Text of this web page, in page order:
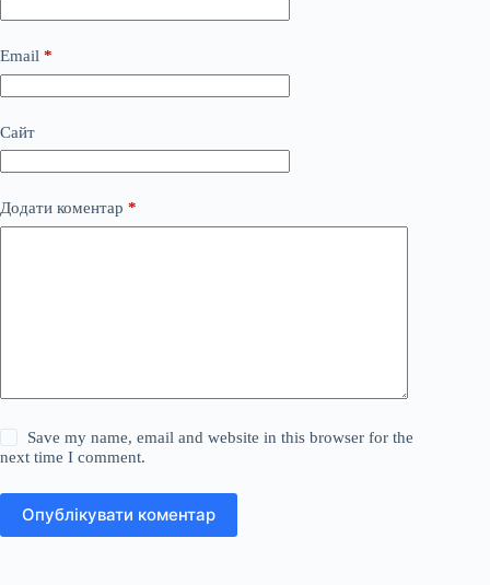
Email *
Сайт
Додати коментар *
Save my name, email and website in this browser for the
next time I comment.
Опублікувати коментар